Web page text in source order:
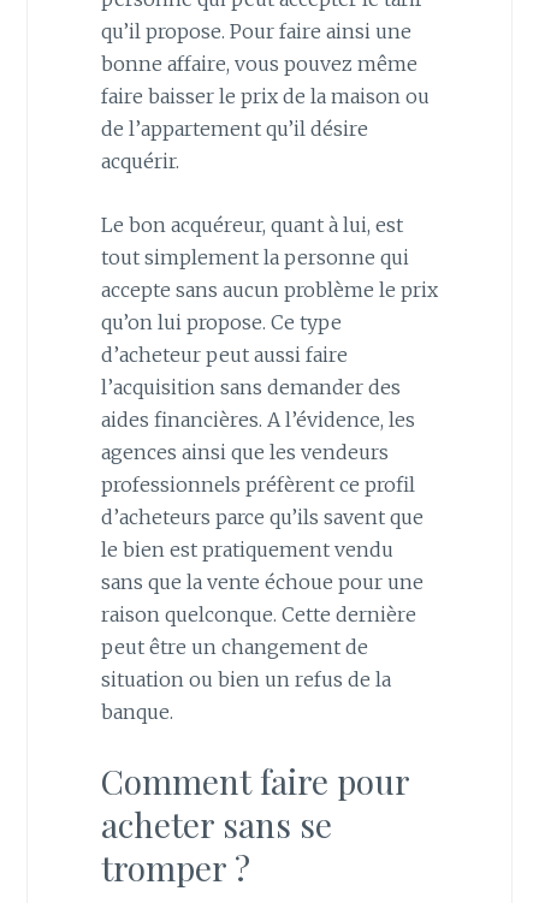
qu’il propose. Pour faire ainsi une
bonne affaire, vous pouvez même
faire baisser le prix de la maison ou
de l’appartement qu’il désire
acquérir.
Le bon acquéreur, quant à lui, est
tout simplement la personne qui
accepte sans aucun problème le prix
qu’on lui propose. Ce type
d’acheteur peut aussi faire
l’acquisition sans demander des
aides financières. A l’évidence, les
agences ainsi que les vendeurs
professionnels préfèrent ce profil
d’acheteurs parce qu’ils savent que
le bien est pratiquement vendu
sans que la vente échoue pour une
raison quelconque. Cette dernière
peut être un changement de
situation ou bien un refus de la
banque.
Comment faire pour
acheter sans se
tromper ?